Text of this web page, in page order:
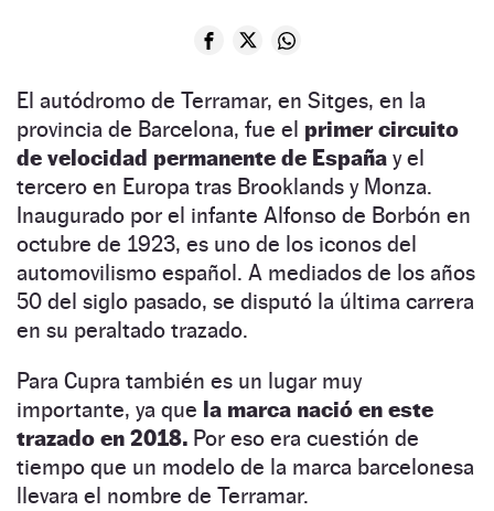
El autódromo de Terramar, en Sitges, en la
provincia de Barcelona, fue el primer circuito
de velocidad permanente de España y el
tercero en Europa tras Brooklands y Monza.
Inaugurado por el infante Alfonso de Borbón en
octubre de 1923, es uno de los iconos del
automovilismo español. A mediados de los años
50 del siglo pasado, se disputó la última carrera
en su peraltado trazado.
Para Cupra también es un lugar muy
importante, ya que la marca nació en este
trazado en 2018. Por eso era cuestión de
tiempo que un modelo de la marca barcelonesa
llevara el nombre de Terramar.